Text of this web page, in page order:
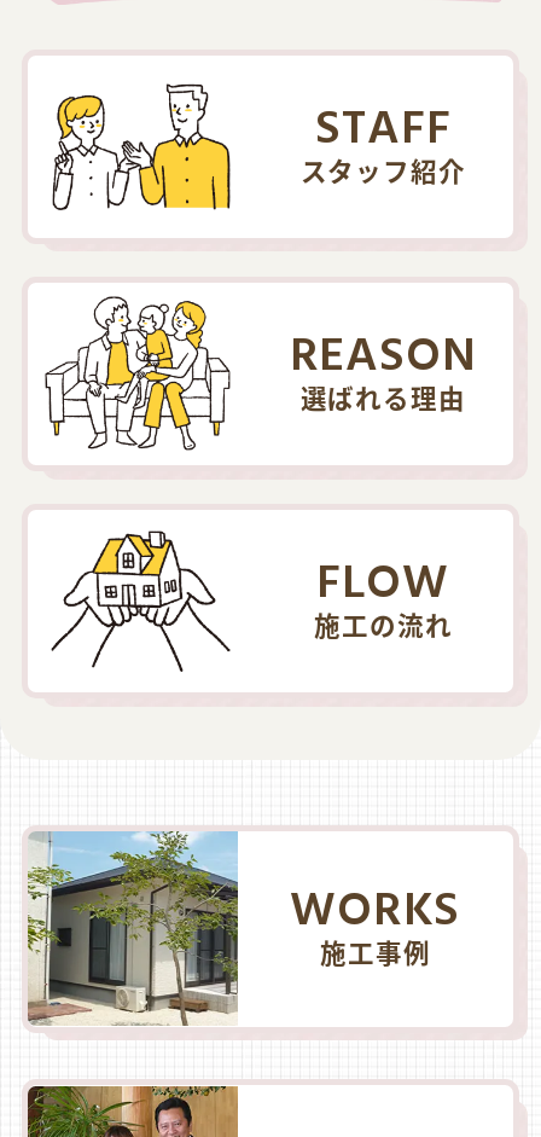
STAFF
スタッフ紹介
REASON
選ばれる理由
FLOW
施工の流れ
WORKS
施工事例